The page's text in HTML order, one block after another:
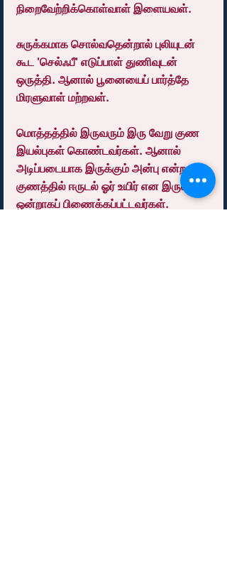
நிறைவேற்றிக்கொள்வாள் இளையவள்.
சுருக்கமாக சொல்வதென்றால் புலியுடன்
கூட 'செல்ஃபீ' எடுப்பாள் துணிவுடன்
ஒருத்தி. ஆனால் பூனையைப் பார்த்தே
மிரளுவாள் மற்றவள்.
மொத்தத்தில் இருவரும் இரு வேறு குண
இயல்புகள் கொண்டவர்கள். ஆனால்
அடிப்படையாக இருக்கும் அன்பு என்ற
குணத்தில் ஈருடல் ஓர் உயிர் என இருவரும்
ஒன்றாகப் பிணைக்கப்பட்டவர்கள்.